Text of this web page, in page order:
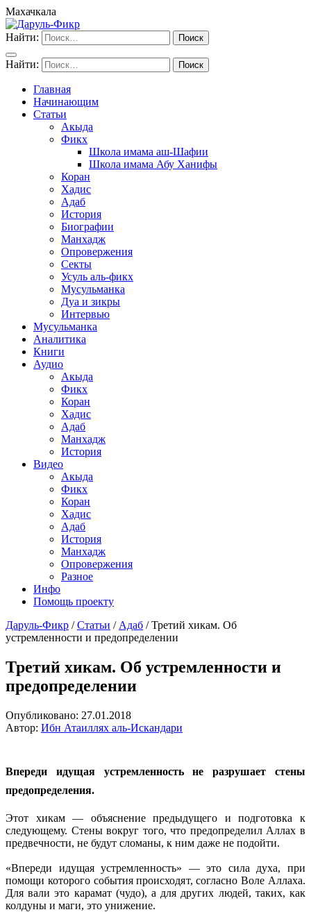
Махачкала
Найти:
Найти:
Главная
Начинающим
Статьи
Акыда
Фикх
Школа имама аш-Шафии
Школа имама Абу Ханифы
Коран
Хадис
Адаб
История
Биографии
Манхадж
Опровержения
Секты
Усуль аль-фикх
Мусульманка
Дуа и зикры
Интервью
Мусульманка
Аналитика
Книги
Аудио
Акыда
Фикх
Коран
Хадис
Адаб
Манхадж
История
Видео
Акыда
Фикх
Коран
Хадис
Адаб
История
Манхадж
Опровержения
Разное
Инфо
Помощь проекту
Даруль-Фикр /Статьи / Адаб /Третий хикам. Об
устремленности и предопределении
Третий хикам. Об устремленности и
предопределении
Опубликовано: 27.01.2018
Автор: Ибн Атаиллях аль-Искандари
Впереди идущая устремленность не разрушает стены
предопределения.
Этот хикам — объяснение предыдущего и подготовка к
следующему. Стены вокруг того, что предопределил Аллах в
предвечности, не будут сломаны, к ним даже не подойти.
«Впереди идущая устремленность» — это сила духа, при
помощи которого события происходят, согласно Воле Аллаха.
Для вали это карамат (чудо), а для других людей, таких, как
колдуны и маги, это унижение.